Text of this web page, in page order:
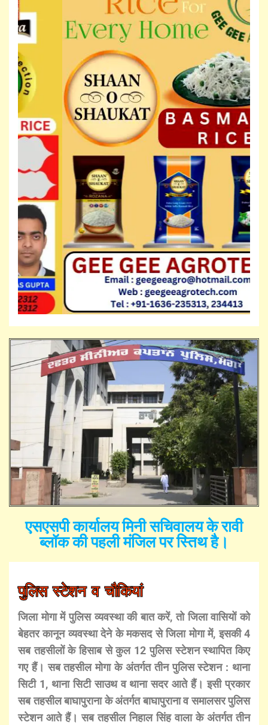
एसएसपी कार्यालय मिनी सचिवालय के रावी
ब्लॉक की पहली मंजिल पर स्तिथ है।
पुलिस स्टेशन व चौकियां
जिला मोगा में पुलिस व्यवस्था की बात करें, तो जिला वासियों को
बेहतर कानून व्यवस्था देने के मकसद से जिला मोगा में, इसकी 4
सब तहसीलों के हिसाब से कुल 12 पुलिस स्टेशन स्थापित किए
गए हैं। सब तहसील मोगा के अंतर्गत तीन पुलिस स्टेशन : थाना
सिटी 1, थाना सिटी साउथ व थाना सदर आते हैं। इसी प्रकार
सब तहसील बाघापुराना के अंतर्गत बाघापुराना व समालसर पुलिस
स्टेशन आते हैं। सब तहसील निहाल सिंह वाला के अंतर्गत तीन